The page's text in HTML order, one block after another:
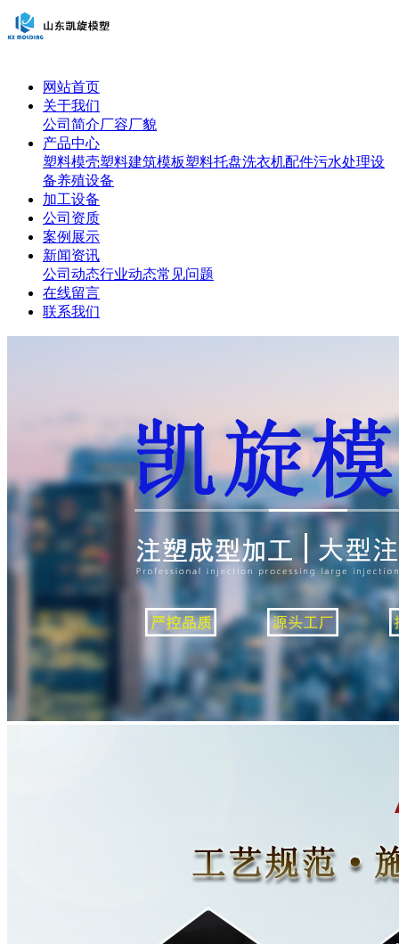
网站首页
关于我们
公司简介厂容厂貌
产品中心
塑料模壳塑料建筑模板塑料托盘洗衣机配件污水处理设
备养殖设备
加工设备
公司资质
案例展示
新闻资讯
公司动态行业动态常见问题
在线留言
联系我们